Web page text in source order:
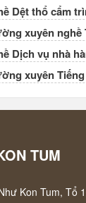
Dệt thổ cẩm
xuyên nghề
Dịch vụ nhà
xuyên
TUM
Kon Tum, Tổ